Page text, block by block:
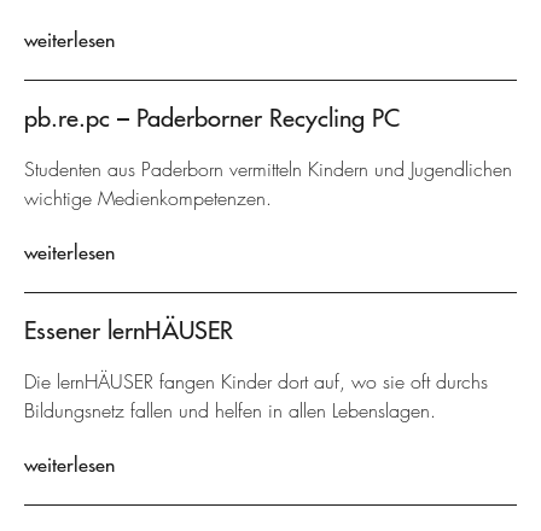
weiterlesen
pb.re.pc – Paderborner Recycling PC
Studenten aus Paderborn vermitteln Kindern und Jugendlichen
wichtige Medienkompetenzen.
weiterlesen
Essener lernHÄUSER
Die lernHÄUSER fangen Kinder dort auf, wo sie oft durchs
Bildungsnetz fallen und helfen in allen Lebenslagen.
weiterlesen